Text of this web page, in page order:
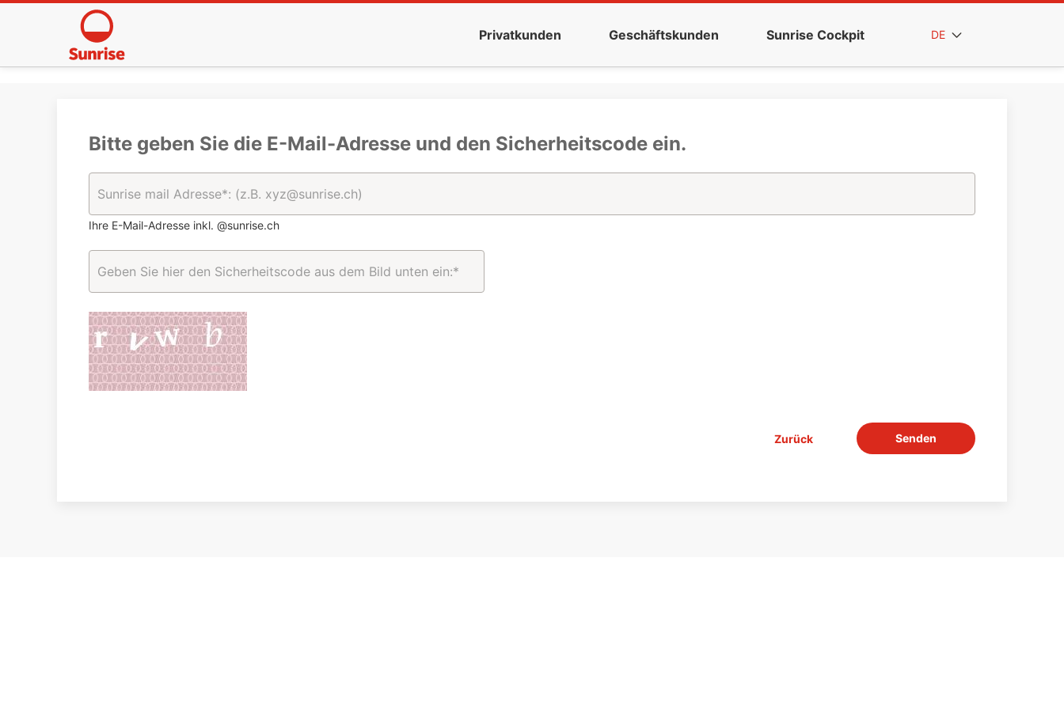
Privatkunden Geschäftskunden Sunrise Cockpit DE
Bitte geben Sie die E-Mail-Adresse und den Sicherheitscode ein.
Ihre E-Mail-Adresse inkl. @sunrise.ch
Zurück Senden